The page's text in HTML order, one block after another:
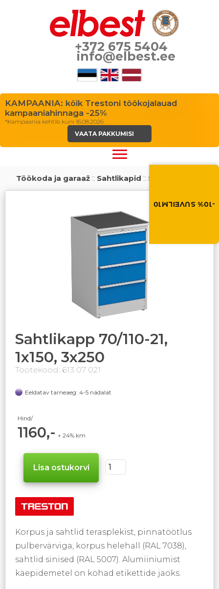
Suvi toob
-10% SUVEILM10
+372 675 5404
info@elbest.ee
KAMPAANIA: kõik Trestoni töökojalauad
kampaaniahinnaga -25%
*Kampaania kehtib kuni 16.08.2026.
VAATA PAKKUMISI
Töökoda ja garaaž:: Sahtlikapid :: Seeria 70
Sahtlikapp 70/110-21,
1x150, 3x250
Tootekood: 613 07 021
Eeldatav tarneaeg: 4-5 nädalat
Hind/
1160,- + 24% km
Korpus ja sahtlid terasplekist, pinnatöötlus
pulbervärviga, korpus helehall (RAL 7038),
sahtlid sinised (RAL 5007). Alumiiniumist
käepidemetel on kohad etikettide jaoks.